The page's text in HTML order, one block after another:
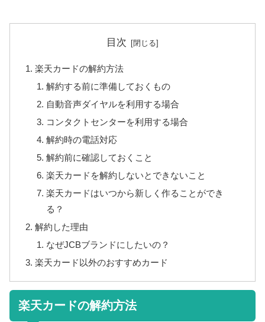
目次
楽天カードの解約方法
解約する前に準備しておくもの
自動音声ダイヤルを利用する場合
コンタクトセンターを利用する場合
解約時の電話対応
解約前に確認しておくこと
楽天カードを解約しないとできないこと
楽天カードはいつから新しく作ることができ
る？
解約した理由
なぜJCBブランドにしたいの？
楽天カード以外のおすすめカード
楽天カードの解約方法